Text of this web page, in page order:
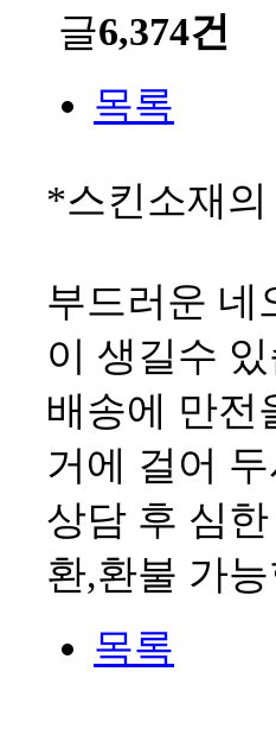
글6,374건
목록
*스킨소재
부드러운 네
이 생길수
배송에 만전
거에 걸어
상담 후 심
환,환불 가
목록